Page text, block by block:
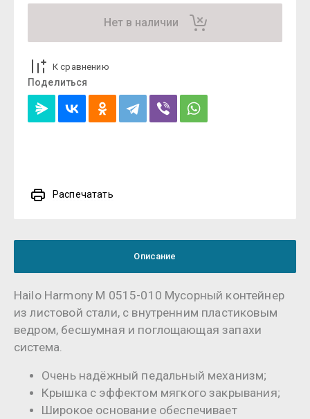
Нет в наличии
К сравнению
Поделиться
Распечатать
Описание
Hailo Harmony M 0515-010 Мусорный контейнер
из листовой стали, с внутренним пластиковым
ведром, бесшумная и поглощающая запахи
система.
Очень надёжный педальный механизм;
Крышка с эффектом мягкого закрывания;
Широкое основание обеспечивает